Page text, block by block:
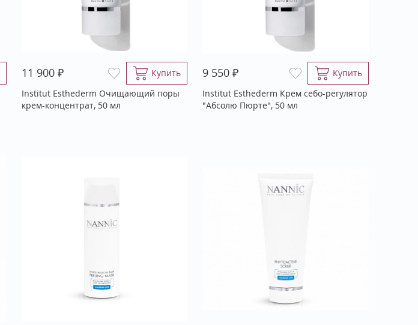
11 900 ₽
Купить
Institut Esthederm Очищающий поры
крем-концентрат, 50 мл
9 550₽
Купить
Institut Esthederm Крем себо-регулятор
"Абсолю Пюрте", 50 мл